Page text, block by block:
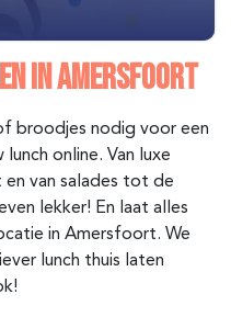
IN AMERSFOORT
broodjes nodig voor een
online. Van luxe
van salades tot de
lekker! En laat alles
in Amersfoort. We
lunch thuis laten